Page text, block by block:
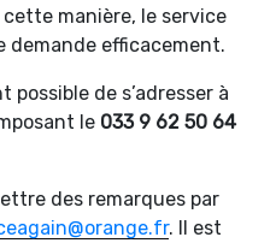
manière, le service
efficacement.
possible de s’adresser à
le 033 9 62 50 64
des remarques par
. Il est